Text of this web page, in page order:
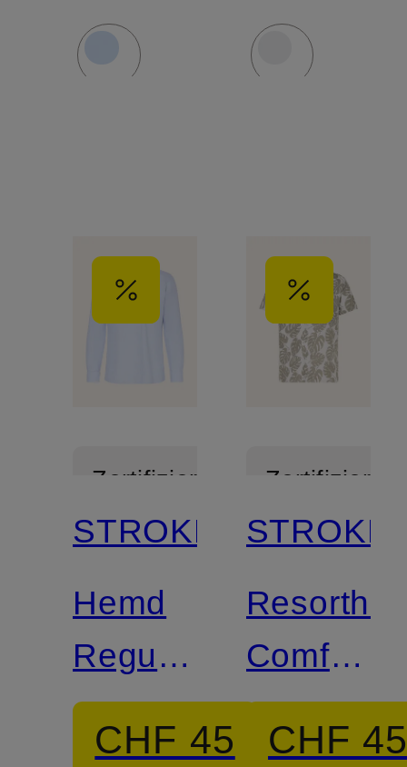
Zertifiziert
STROKESMAN'S
Hemd
Regular
Fit mit
CHF 45
Zertifiziert
Comfort
Fit mit
CHF